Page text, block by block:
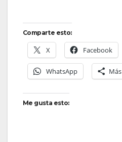
Comparte esto:
X Facebook
WhatsApp Más
Me gusta esto: